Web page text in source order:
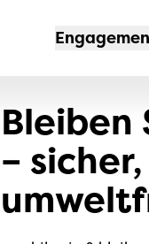
Nein zum
Autobahn-
Mitglied
Porträt
Team
Bleiben
–